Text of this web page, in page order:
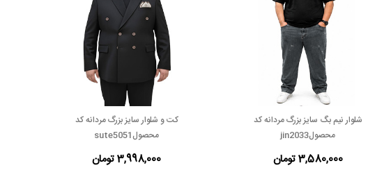
کت و شلوار سایز بزرگ مردانه کد
محصولsute5051
3,998,000 تومان
شلوار نیم بگ سایز بزرگ مردانه کد
محصولjin2033
3,580,000 تومان